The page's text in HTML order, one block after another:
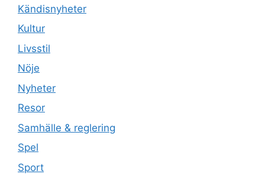
Kändisnyheter
Kultur
Livsstil
Nöje
Nyheter
Resor
Samhälle & reglering
Spel
Sport